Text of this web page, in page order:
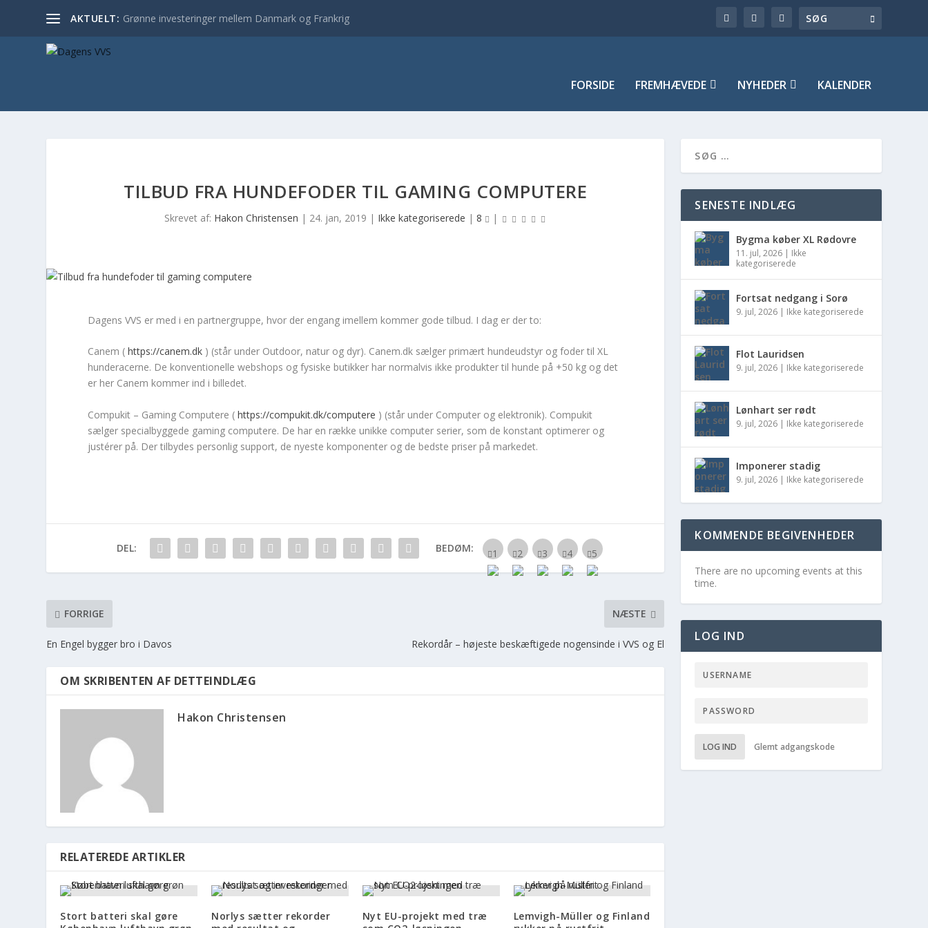
AKTUELT: Grønne investeringer mellem Danmark og Frankrig
FORSIDE FREMHÆVEDE NYHEDER KALENDER
TILBUD FRA HUNDEFODER TIL GAMING COMPUTERE
Skrevet af: Hakon Christensen | 24. jan, 2019 | Ikke kategoriserede |8 |
Dagens VVS er med i en partnergruppe, hvor der engang imellem kommer gode tilbud. I dag er der to:
Canem (https://canem.dk ) (står under Outdoor, natur og dyr). Canem.dk sælger primært hundeudstyr og foder til XL
hunderacerne. De konventionelle webshops og fysiske butikker har normalvis ikke produkter til hunde på +50 kg og det
er her Canem kommer ind i billedet.
Compukit – Gaming Computere (https://compukit.dk/computere ) (står under Computer og elektronik). Compukit
sælger specialbyggede gaming computere. De har en række unikke computer serier, som de konstant optimerer og
justérer på. Der tilbydes personlig support, de nyeste komponenter og de bedste priser på markedet.
DEL: BEDØM:
FORRIGE
En Engel bygger bro i Davos
NÆSTE
Rekordår – højeste beskæftigede nogensinde i VVS og El
OM SKRIBENTEN AF DETTEINDLÆG
Hakon Christensen
RELATEREDE ARTIKLER
Stort batteri skal gøre
Norlys sætter rekorder
Nyt EU-projekt med træ
Lemvigh-Müller og Finland
SENESTE INDLÆG
Bygma køber XL Rødovre
11. jul, 2026 | Ikke
kategoriserede
Fortsat nedgang i Sorø
9. jul, 2026 | Ikke kategoriserede
Flot Lauridsen
9. jul, 2026 | Ikke kategoriserede
Lønhart ser rødt
9. jul, 2026 | Ikke kategoriserede
Imponerer stadig
9. jul, 2026 | Ikke kategoriserede
KOMMENDE BEGIVENHEDER
There are no upcoming events at this
time.
LOG IND
LOG IND Glemt adgangskode